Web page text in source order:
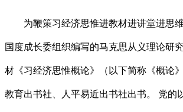
为鞭策习经济思惟进教材进讲堂进思维
国度成长委组织编写的马克思从义理论研
材《习经济思惟概论》（以下简称《概论
教育出书社、人平易近出书社出书。 党的